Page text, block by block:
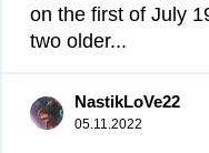
on the first of July
two older...
NastikLoVe22
05.11.2022